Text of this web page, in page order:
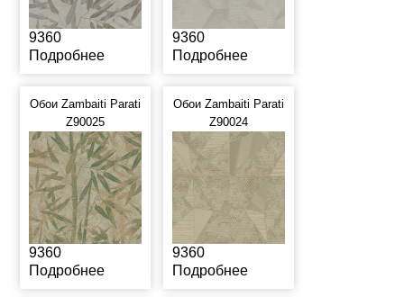
9360
Подробнее
9360
Подробнее
Обои Zambaiti Parati
Z90025
9360
Подробнее
Обои Zambaiti Parati
Z90024
9360
Подробнее